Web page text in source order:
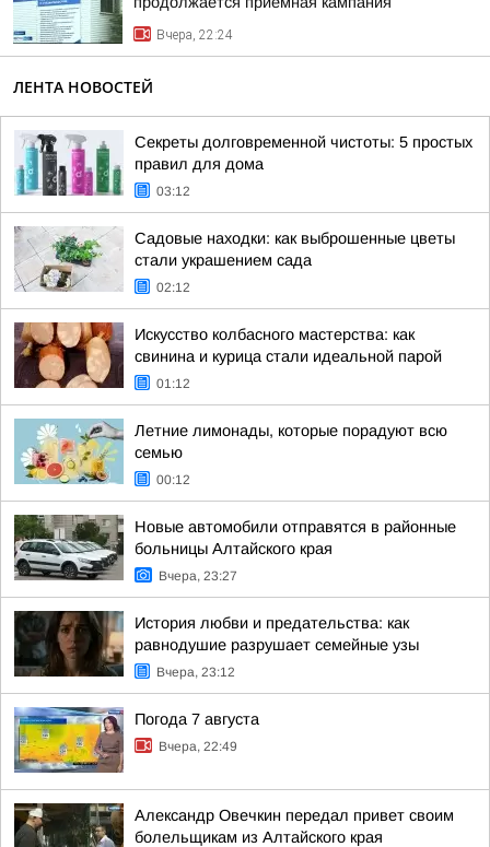
Вчера, 22:24
ЛЕНТА НОВОСТЕЙ
Секреты долговременной чистоты: 5 простых
правил для дома
03:12
Садовые находки: как выброшенные цветы
стали украшением сада
02:12
Искусство колбасного мастерства: как
свинина и курица стали идеальной парой
01:12
Летние лимонады, которые порадуют всю
семью
00:12
Новые автомобили отправятся в районные
больницы Алтайского края
Вчера, 23:27
История любви и предательства: как
равнодушие разрушает семейные узы
Вчера, 23:12
Погода 7 августа
Вчера, 22:49
Александр Овечкин передал привет своим
болельщикам из Алтайского края